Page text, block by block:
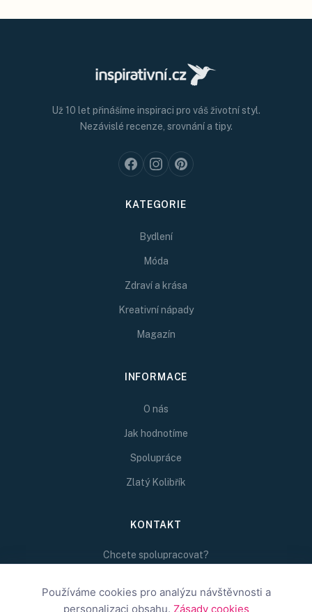
Už 10 let přinášíme inspiraci pro váš životní styl.
Nezávislé recenze, srovnání a tipy.
KATEGORIE
Bydlení
Móda
Zdraví a krása
Kreativní nápady
Magazín
INFORMACE
O nás
Jak hodnotíme
Spolupráce
Zlatý Kolibřík
KONTAKT
Chcete spolupracovat?
redakce@inspirativni.cz
Používáme cookies pro analýzu návštěvnosti a
personalizaci obsahu. Zásady cookies